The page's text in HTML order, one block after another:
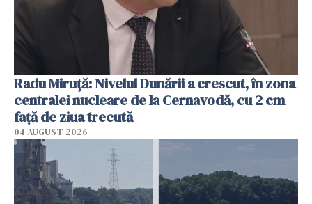
Radu Miruţă: Nivelul Dunării a crescut, în zona
centralei nucleare de la Cernavodă, cu 2 cm
faţă de ziua trecută
04 AUGUST 2026